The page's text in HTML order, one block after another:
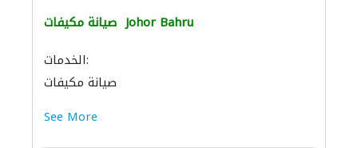
صيانة مكيفات Johor Bahru
الخدمات:
صيانة مكيفات
See More